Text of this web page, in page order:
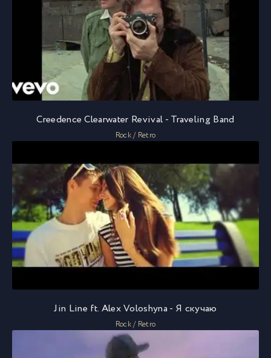
Creedence Clearwater Revival - Traveling Band
Rock / Retro
Jin Line ft. Alex Voloshyna - Я скучаю
Rock / Retro